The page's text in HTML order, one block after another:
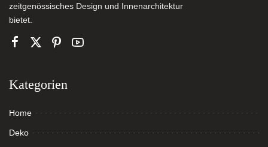
zeitgenössisches Design und Innenarchitektur
bietet.
Kategorien
Home
Deko